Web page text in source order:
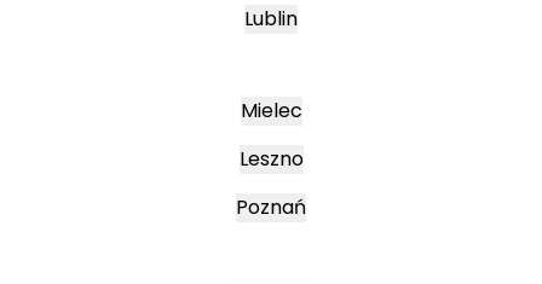
Lublin
Mielec
Leszno
Poznań